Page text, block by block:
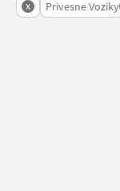
x Privesne Voziky